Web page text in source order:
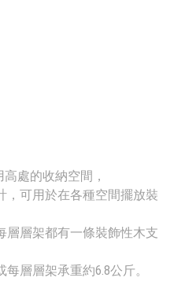
高處的收納空間，
，可用於在各種空間擺放裝
層層架都有一條裝飾性木支
層層架承重約6.8公斤。